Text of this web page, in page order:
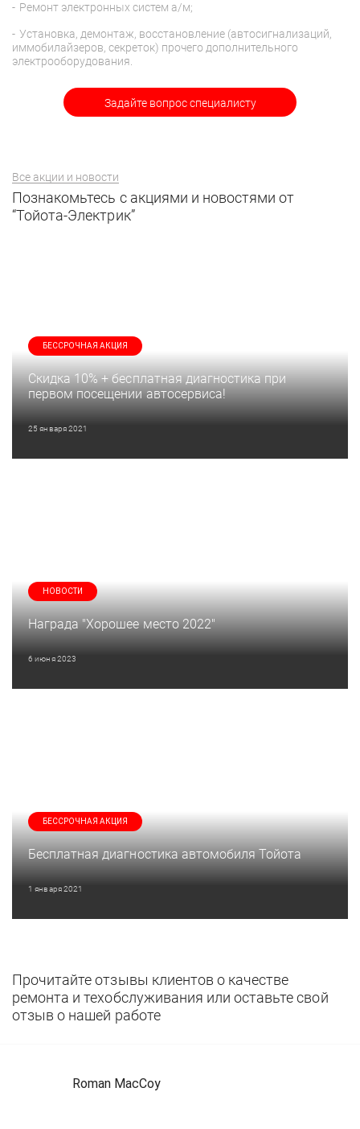
Задайте вопрос специалисту
Ремонт электронных систем а/м;
Установка, демонтаж, восстановление (автосигнализаций,
иммобилайзеров, секреток) прочего дополнительного
электрооборудования.
Все акции и новости
Познакомьтесь с акциями и новостями от
“Тойота-Электрик”
БЕССРОЧНАЯ АКЦИЯ
Скидка 10% + бесплатная диагностика при
первом посещении автосервиса!
25 января 2021
НОВОСТИ
Награда "Хорошее место 2022"
6 июня 2023
БЕССРОЧНАЯ АКЦИЯ
Бесплатная диагностика автомобиля Тойота
1 января 2021
Прочитайте отзывы клиентов о качестве
ремонта и техобслуживания или оставьте свой
отзыв о нашей работе
Roman MacCoy